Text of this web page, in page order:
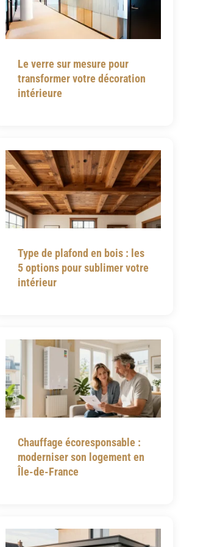
Le verre sur mesure pour
transformer votre décoration
intérieure
Type de plafond en bois : les
5 options pour sublimer votre
intérieur
Chauffage écoresponsable :
moderniser son logement en
Île-de-France